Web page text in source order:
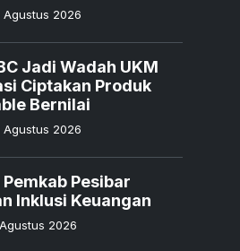
Agustus 2026
Jadi Wadah UKM
Ciptakan Produk
Bernilai
Agustus 2026
Pesibar
Inklusi Keuangan
2026